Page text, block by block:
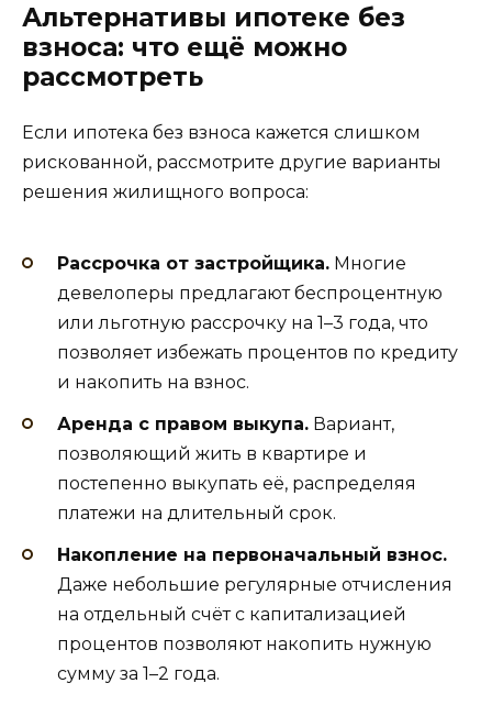
Альтернативы ипотеке без
взноса: что ещё можно
рассмотреть
Если ипотека без взноса кажется слишком
рискованной, рассмотрите другие варианты
решения жилищного вопроса:
Рассрочка от застройщика. Многие
девелоперы предлагают беспроцентную
или льготную рассрочку на 1–3 года, что
позволяет избежать процентов по кредиту
и накопить на взнос.
Аренда с правом выкупа. Вариант,
позволяющий жить в квартире и
постепенно выкупать её, распределяя
платежи на длительный срок.
Накопление на первоначальный взнос.
Даже небольшие регулярные отчисления
на отдельный счёт с капитализацией
процентов позволяют накопить нужную
сумму за 1–2 года.